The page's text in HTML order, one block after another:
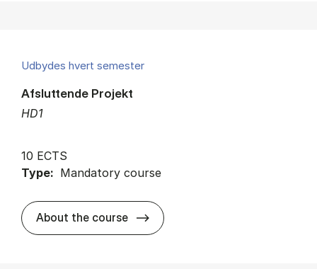
Udbydes hvert semester
HD1
Afsluttende Projekt
10 ECTS
Type: Mandatory course
About the course about